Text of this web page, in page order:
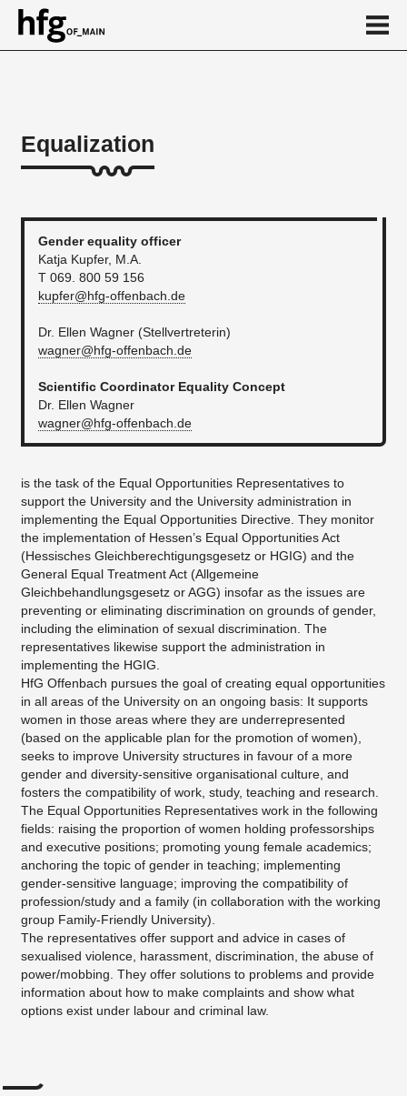
About
HfG - Ein sicherer Raum für Kreativität
Gendergerechte Sprache
Lehraufträge Gender- und Queer-Studies
Awareness Preis
Equalization
Gender equality officer
Katja Kupfer, M.A.
T 069. 800 59 156
kupfer@hfg-offenbach.de
Dr. Ellen Wagner (Stellvertreterin)
wagner@hfg-offenbach.de
Scientific Coordinator Equality Concept
Dr. Ellen Wagner
wagner@hfg-offenbach.de
is the task of the Equal Opportunities Representatives to
support the University and the University administration in
implementing the Equal Opportunities Directive. They monitor
the implementation of Hessen’s Equal Opportunities Act
(Hessisches Gleichberechtigungsgesetz or HGIG) and the
General Equal Treatment Act (Allgemeine
Gleichbehandlungsgesetz or AGG) insofar as the issues are
preventing or eliminating discrimination on grounds of gender,
including the elimination of sexual discrimination. The
representatives likewise support the administration in
implementing the HGIG.
HfG Offenbach pursues the goal of creating equal opportunities
in all areas of the University on an ongoing basis: It supports
women in those areas where they are underrepresented
(based on the applicable plan for the promotion of women),
seeks to improve University structures in favour of a more
gender and diversity-sensitive organisational culture, and
fosters the compatibility of work, study, teaching and research.
The Equal Opportunities Representatives work in the following
fields: raising the proportion of women holding professorships
and executive positions; promoting young female academics;
anchoring the topic of gender in teaching; implementing
gender-sensitive language; improving the compatibility of
profession/study and a family (in collaboration with the working
group Family-Friendly University).
The representatives offer support and advice in cases of
sexualised violence, harassment, discrimination, the abuse of
power/mobbing. They offer solutions to problems and provide
information about how to make complaints and show what
options exist under labour and criminal law.